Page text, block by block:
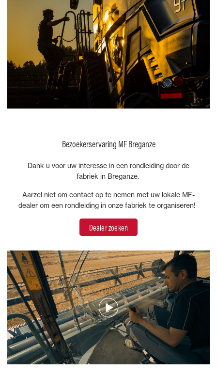
Bezoekerservaring MF Breganze
Dank u voor uw interesse in een rondleiding door de
fabriek in Breganze.
Aarzel niet om contact op te nemen met uw lokale MF-
dealer om een rondleiding in onze fabriek te organiseren!
Dealer zoeken